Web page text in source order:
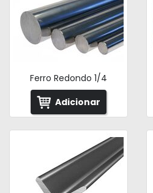
Ferro Redondo 1/4
Adicionar